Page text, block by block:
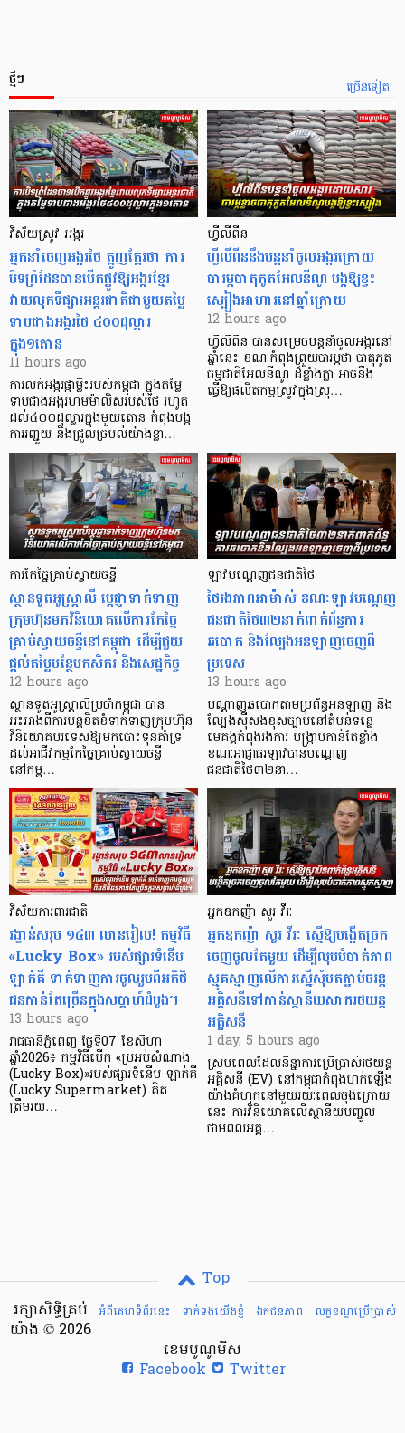
ច្រើនទៀត
ថ្មីៗ
វិស័យស្រូវ អង្ករ
អ្នកនាំចេញអង្ករថៃ ត្អូញត្អែរថា ការ
បិទព្រំដែនបានបើកផ្លូវឱ្យអង្ករខ្មែរ
វាយលុកទីផ្សារអន្តរជាតិជាមួយតម្លៃ
ទាបជាងអង្ករថៃ ៤០០ដុល្លារ
ក្នុង១តោន
11 hours ago
ការលក់អង្ករផ្កាម្លិះរបស់កម្ពុជា ក្នុងតម្លៃ
ទាបជាងអង្ករហមម៉ាលិសរបស់ថៃ រហូត
ដល់៤០០ដុល្លារក្នុងមួយតោន កំពុងបង្ក
ការរញ្ជួយ និងជ្រួលច្របល់យ៉ាងខ្លា…
ហ្វីលីពីន
ហ្វីលីពីននឹងបន្តនាំចូលអង្ករក្រោយ
បារម្ភបាតុភូតអែលនីណូ បង្កឱ្យខ្វះ
ស្បៀងអាហារនៅឆ្នាំក្រោយ
12 hours ago
ហ្វីលីពីន បាន​សម្រេចបន្តនាំចូលអង្ករនៅ
ឆ្នាំនេះ ខណៈកំពុងព្រួយបារម្ភថា បាតុភូត
ធម្មជាតិអែលនីណូ ដ៏ខ្លាំងក្លា​ អាចនឹង
ធ្វើឱ្យផលិតកម្មស្រូវក្នុងស្រុ…
ការកែច្នៃគ្រាប់ស្វាយចន្ទី
ស្ថានទូតអូស្ត្រាលី ប្តេជ្ញាទាក់ទាញ
ក្រុមហ៊ុនមក​វិនិយោគលើការកែច្នៃ
គ្រាប់ស្វាយចន្ទីនៅកម្ពុជា ដើម្បីជួយ
ផ្តល់តម្លៃបន្ថែមកសិករ និងសេដ្ឋកិច្ច
12 hours ago
ស្ថានទូតអូស្ត្រាលីប្រចាំកម្ពុជា បាន
អះអាងពីការបន្តខិតខំទាក់ទាញក្រុមហ៊ុន
វិនិយោគបរទេសឱ្យមកបោះទុនគាំទ្រ
ដល់អាជីវកម្មកែច្នៃគ្រាប់ស្វាយចន្ទី
នៅកម្ព…
ឡាវបណ្តេញជនជាតិថៃ
ថៃរងភាពអាម៉ាស់ ខណៈឡាវបណ្តេញ
ជនជាតិថៃ៣២នាក់ពាក់ព័ន្ធការ
ឆបោក និងល្បែងអនឡាញចេញពី
ប្រទេស
13 hours ago
បណ្តាញឆបោកតាមប្រព័ន្ធអនឡាញ និង
ល្បែងស៊ីសងខុសច្បាប់នៅតំបន់ទន្លេ
មេគង្គកំពុងរងការ បង្ក្រាប​កាន់តែខ្លាំង
ខណៈអាជ្ញាធរឡាវបានបណ្តេញ
ជនជាតិថៃ៣២នា…
វិស័យការពារជាតិ
រង្វាន់សរុប ១៤៣ លានរៀល! កម្មវិធី
«Lucky Box» របស់ផ្សារទំនើប
ឡាក់គី ទាក់ទាញការចូលរួមពីអតិថិ
ជនកាន់តែច្រើនក្នុងសប្តាហ៍ដំបូង។
13 hours ago
រាជធានីភ្នំពេញ ថ្ងៃទី07 ខែសីហា
ឆ្នាំ2026៖ កម្មវិធីបើក «ប្រអប់សំណាង
(Lucky Box)»របស់ផ្សារទំនើប ឡាក់គី
(Lucky Supermarket) គិត
ត្រឹមរយ…
អ្នកឧកញ៉ា សួរ វីរៈ
អ្នកឧកញ៉ា សួរ វីរៈ ស្នើឱ្យបង្កើតច្រក
ចេញចូលតែមួយ ដើម្បីលុបបំបាត់ភាព
ស្មុគស្មាញលើការស្នើសុំបតភ្ជាប់ចរន្ត
អគ្គិសនីទៅកាន់ស្ថានីយសាករថយន្ត
អគ្គិសនី
1 day, 5 hours ago
ស្របពេលដែលនិន្នាការប្រើប្រាស់រថយន្ត
អគ្គិសនី (EV) នៅកម្ពុជាកំពុងហក់ឡើង
យ៉ាងគំហុកនៅមួយរយៈពេលចុងក្រោយ
នេះ ការវិនិយោគលើស្ថានីយបញ្ចូល
ថាមពលអគ្គ…
Top
អំពីគេហទំព័រនេះ
ទាក់ទងយើងខ្ញំ ឯកជនភាព លក្ខខណ្ឌ​ប្រើ​ប្រាស់
រក្សាសិទ្ធិគ្រប់
យ៉ាង © 2026
ខេមបូណូមីស
Facebook
Twitter